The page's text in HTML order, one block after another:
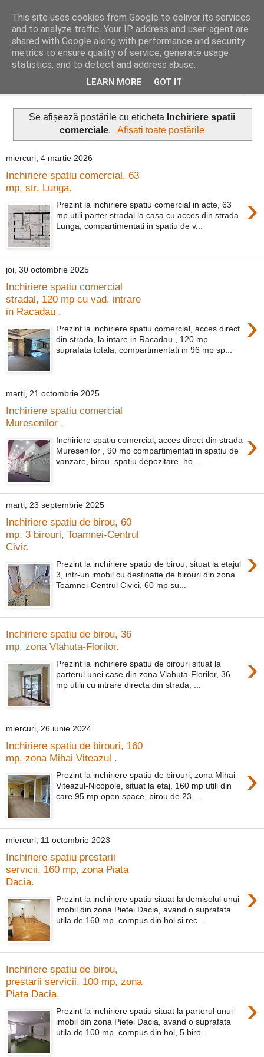
Distinct Imobiliare
Adrian Cocis 0742 129 909 ; Vasile Baciu 0768 440 185
Se afișează postările cu eticheta Inchiriere spatii
comerciale. Afișați toate postările
miercuri, 4 martie 2026
Inchiriere spatiu comercial, 63
mp, str. Lunga.
›
Prezint la inchiriere spatiu comercial in acte, 63
mp utili parter stradal la casa cu acces din strada
Lunga, compartimentati in spatiu de v...
joi, 30 octombrie 2025
Inchiriere spatiu comercial
stradal, 120 mp cu vad, intrare
in Racadau .
›
Prezint la inchiriere spatiu comercial, acces direct
din strada, la intare in Racadau , 120 mp
suprafata totala, compartimentati in 96 mp sp...
marți, 21 octombrie 2025
Inchiriere spatiu comercial
Muresenilor .
›
Inchiriere spatiu comercial, acces direct din strada
Muresenilor , 90 mp compartimentati in spatiu de
vanzare, birou, spatiu depozitare, ho...
marți, 23 septembrie 2025
Inchiriere spatiu de birou, 60
mp, 3 birouri, Toamnei-Centrul
Civic
›
Prezint la inchiriere spatiu de birou, situat la etajul
3, intr-un imobil cu destinatie de birouri din zona
Toamnei-Centrul Civici, 60 mp su...
Inchiriere spatiu de birou, 36
mp, zona Vlahuta-Florilor.
›
Prezint la inchiriere spatiu de birouri situat la
parterul unei case din zona Vlahuta-Florilor, 36
mp utilii cu intrare directa din strada, ...
miercuri, 26 iunie 2024
Inchiriere spatiu de birouri, 160
mp, zona Mihai Viteazul .
›
Prezint la inchiriere spatiu de birouri, zona Mihai
Viteazul-Nicopole, situat la etaj, 160 mp utili din
care 95 mp open space, birou de 23 ...
miercuri, 11 octombrie 2023
Inchiriere spatiu prestarii
servicii, 160 mp, zona Piata
Dacia.
›
Prezint la inchiriere spatiu situat la demisolul unui
imobil din zona Pietei Dacia, avand o suprafata
utila de 160 mp, compus din hol si rec...
Inchiriere spatiu de birou,
prestarii servicii, 100 mp, zona
Piata Dacia.
›
Prezint la inchiriere spatiu situat la parterul unui
imobil din zona Pietei Dacia, avand o suprafata
utila de 100 mp, compus din hol, 5 biro...
This site uses cookies from Google to deliver its services
and to analyze traffic. Your IP address and user-agent are
shared with Google along with performance and security
metrics to ensure quality of service, generate usage
statistics, and to detect and address abuse.
LEARN MORE GOT IT